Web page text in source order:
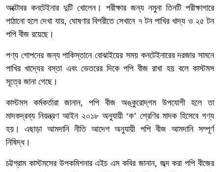
অক্টোবর কনটেইনার দুটি খোলেন। পরীক্ষার জন্য নমুনা তিনটি পরীক্ষাগারে
পাঠানো হলে দেখা যায়, ঘোষণার বিপরীতে সেখানে ৭ টন পাখির খাদ্য ও ২৫ টন
পপি বীজ রয়েছে।
পণ্য গোপনের জন্য পাকিস্তানে বোঝাইয়ের সময় কনটেইনারের দরজার সামনে
পাখির খাদ্যের বস্তা এবং ভেতরের দিকে পপি বীজ রাখা হয় বলে কাস্টমস
সূত্রে জানা গেছে।
কাস্টমস কর্মকর্তারা জানান, পপি বীজ অঙ্কুরোদ্‌গম উপযোগী হলে তা
মাদকদ্রব্য নিয়ন্ত্রণ আইন ২০১৮ অনুযায়ী ‘ক’ শ্রেণির মাদক হিসেবে গণ্য
হয়। এছাড়া আমদানি নীতি আদেশ অনুযায়ী পপি বীজ আমদানি সম্পূর্ণ
নিষিদ্ধ।
চট্টগ্রাম কাস্টমসের উপকমিশনার এইচ এম কবির জানান, জব্দ করা পপি বীজের